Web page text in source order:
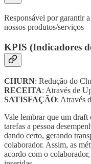
Responsável por garantir
nossos produtos/serviços
KPIS (Indicadores
CHURN: Redução do
RECEITA: Através de
SATISFAÇÃO: Através
Vale lembrar que um draft
tarefas a pessoa
dando certo, gerando
colaborador. Assim, as
acordo com o